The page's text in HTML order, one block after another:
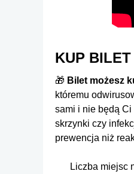
KUP
🎁 Bilet możesz
któremu
sami i nie będą Ci
skrzynki czy
prewencja niż
Liczba miejsc